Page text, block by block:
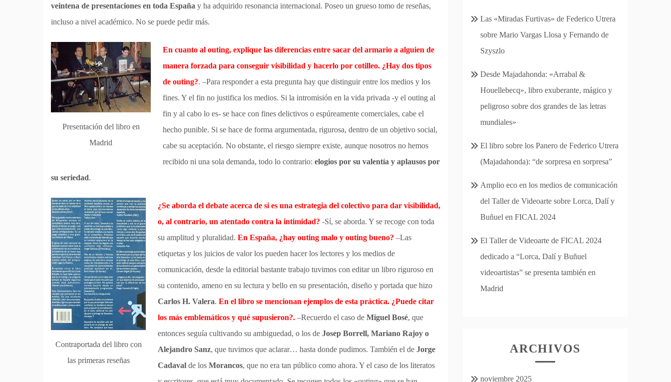
veintena de presentaciones en toda España y ha adquirido resonancia internacional. Poseo un grueso tomo de reseñas,
incluso a nivel académico. No se puede pedir más.
Presentación del libro en
Madrid
En cuanto al outing, explique las diferencias entre sacar del armario a alguien de
manera forzada para conseguir visibilidad y hacerlo por cotilleo. ¿Hay dos tipos
de outing?. –Para responder a esta pregunta hay que distinguir entre los medios y los
fines. Y el fin no justifica los medios. Si la intromisión en la vida privada -y el outing al
fin y al cabo lo es- se hace con fines delictivos o espúreamente comerciales, cabe el
hecho punible. Si se hace de forma argumentada, rigurosa, dentro de un objetivo social,
cabe su aceptación. No obstante, el riesgo siempre existe, aunque nosotros no hemos
recibido ni una sola demanda, todo lo contrario: elogios por su valentía y aplausos por
su seriedad.
Contraportada del libro con
las primeras reseñas
¿Se aborda el debate acerca de si es una estrategia del colectivo para dar visibilidad,
o, al contrario, un atentado contra la intimidad? -Sí, se aborda. Y se recoge con toda
su amplitud y pluralidad. En España, ¿hay outing malo y outing bueno? –Las
etiquetas y los juicios de valor los pueden hacer los lectores y los medios de
comunicación, desde la editorial bastante trabajo tuvimos con editar un libro riguroso en
su contenido, ameno en su lectura y bello en su presentación, diseño y portada que hizo
Carlos H. Valera. En el libro se mencionan ejemplos de esta práctica. ¿Puede citar
los más emblemáticos y qué supusieron?. –Recuerdo el caso de Miguel Bosé, que
entonces seguía cultivando su ambiguedad, o los de Josep Borrell, Mariano Rajoy o
Alejandro Sanz, que tuvimos que aclarar… hasta donde pudimos. También el de Jorge
Cadaval de los Morancos, que no era tan público como ahora. Y el caso de los literatos
Las «Miradas Furtivas» de Federico Utrera
sobre Mario Vargas Llosa y Fernando de
Szyszlo
Desde Majadahonda: «Arrabal &
Houellebecq», libro exuberante, mágico y
peligroso sobre dos grandes de las letras
mundiales»
El libro sobre los Panero de Federico Utrera
(Majadahonda): “de sorpresa en sorpresa”
Amplio eco en los medios de comunicación
del Taller de Videoarte sobre Lorca, Dalí y
Buñuel en FICAL 2024
El Taller de Videoarte de FICAL 2024
dedicado a “Lorca, Dalí y Buñuel
videoartistas” se presenta también en
Madrid
ARCHIVOS
noviembre 2025